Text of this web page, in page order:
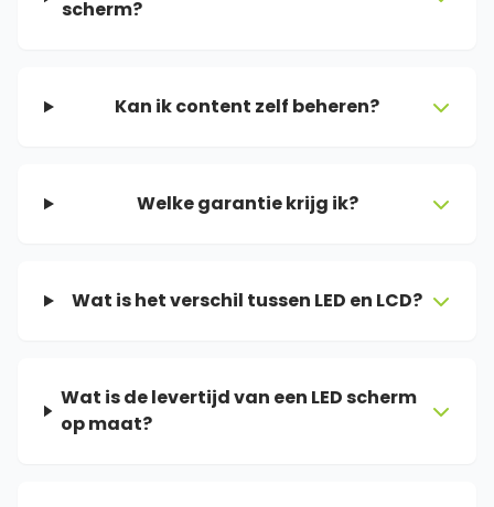
scherm?
Kan ik content zelf beheren?
Welke garantie krijg ik?
Wat is het verschil tussen LED en LCD?
Wat is de levertijd van een LED scherm
op maat?